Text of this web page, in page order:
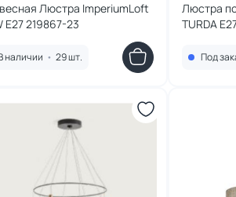
Люстра ImperiumLoft
E27 219867-23
наличии • 29 шт.
Люстра
TURDA
Под